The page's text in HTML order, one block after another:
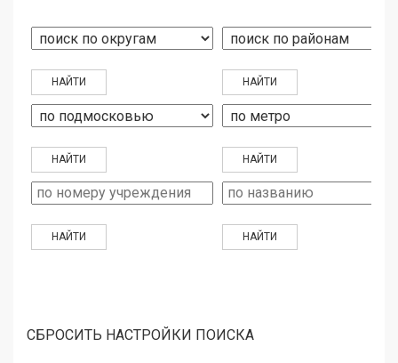
СБРОСИТЬ НАСТРОЙКИ ПОИСКА